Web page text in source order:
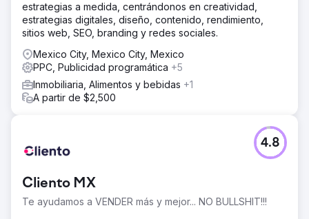
estrategias a medida, centrándonos en creatividad,
estrategias digitales, diseño, contenido, rendimiento,
sitios web, SEO, branding y redes sociales.
Mexico City, Mexico City, Mexico
PPC, Publicidad programática +5
Inmobiliaria, Alimentos y bebidas +1
A partir de $2,500
Cliento MX
Te ayudamos a VENDER más y mejor... NO BULLSHIT!!!
4.8